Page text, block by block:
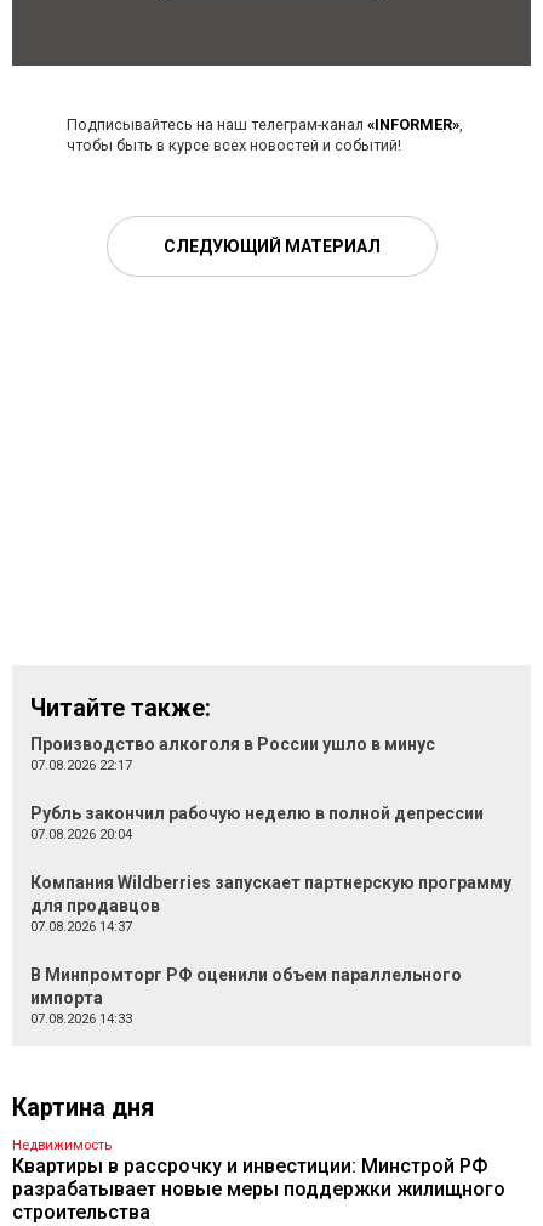
Подписывайтесь на наш телеграм-канал «INFORMER»,
чтобы быть в курсе всех новостей и событий!
СЛЕДУЮЩИЙ МАТЕРИАЛ
Читайте также:
Производство алкоголя в России ушло в минус
07.08.2026 22:17
Рубль закончил рабочую неделю в полной депрессии
07.08.2026 20:04
Компания Wildberries запускает партнерскую программу
для продавцов
07.08.2026 14:37
В Минпромторг РФ оценили объем параллельного
импорта
07.08.2026 14:33
Картина дня
Недвижимость
Квартиры в рассрочку и инвестиции: Минстрой РФ
разрабатывает новые меры поддержки жилищного
строительства